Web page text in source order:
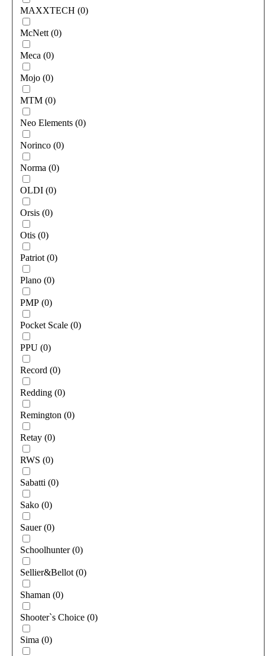
MAXXTECH (0)
McNett (0)
Meca (0)
Mojo (0)
MTM (0)
Neo Elements (0)
Norinco (0)
Norma (0)
OLDI (0)
Orsis (0)
Otis (0)
Patriot (0)
Plano (0)
PMP (0)
Pocket Scale (0)
PPU (0)
Record (0)
Redding (0)
Remington (0)
Retay (0)
RWS (0)
Sabatti (0)
Sako (0)
Sauer (0)
Schoolhunter (0)
Sellier&Bellot (0)
Shaman (0)
Shooter`s Choice (0)
Sima (0)